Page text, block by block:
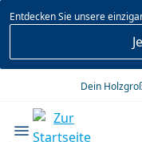
springen
Entdecken Sie unsere
Dein